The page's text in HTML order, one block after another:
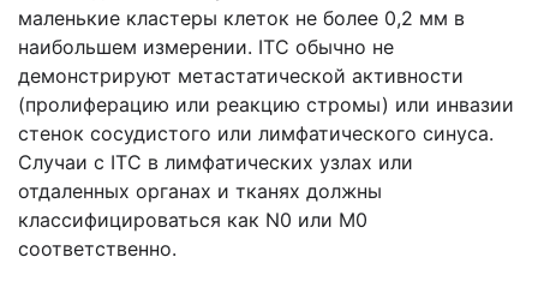
маленькие кластеры клеток не более 0,2 мм в
наибольшем измерении. ITC обычно не
демонстрируют метастатической активности
(пролиферацию или реакцию стромы) или инвазии
стенок сосудистого или лимфатического синуса.
Случаи с ITC в лимфатических узлах или
отдаленных органах и тканях должны
классифицироваться как N0 или М0
соответственно.